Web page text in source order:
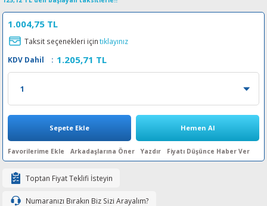
Ribon
CP
Pro
1.004,75 TL
Taksit seçenekleri içintıklayınız
KDV Dahil
: 1.205,71 TL
Sepete Ekle Hemen Al
Arkadaşlarına Öner Yazdır Fiyatı Düşünce Haber Ver
Toptan Fiyat Teklifi İsteyin
Numaranızı Bırakın Biz Sizi Arayalım?